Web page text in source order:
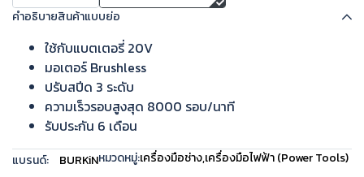
คำอธิบายสินค้าแบบย่อ
ใช้กับแบตเตอรี่ 20V
มอเตอร์ Brushless
ปรับสปีด 3 ระดับ
ความเร็วรอบสูงสุด 8000 รอบ/นาที
รับประกัน 6 เดือน
แบรนด์: BURKiNหมวดหมู่:เครื่องมือช่าง,เครื่องมือไฟฟ้า (Power Tools)